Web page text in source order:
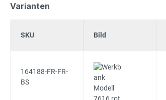
Varianten
SKU Bild
164188-FR-FR-
BS